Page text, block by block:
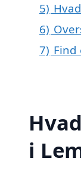
5)
6)
7)
i